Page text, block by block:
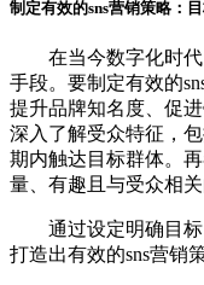
制定有效的sns营销策略：
在当今数字化时代
手段。要制定有效的
提升品牌知名度、促
深入了解受众特征，
期内触达目标群体。
量、有趣且与受众相
通过设定明确目标
打造出有效的sns营销